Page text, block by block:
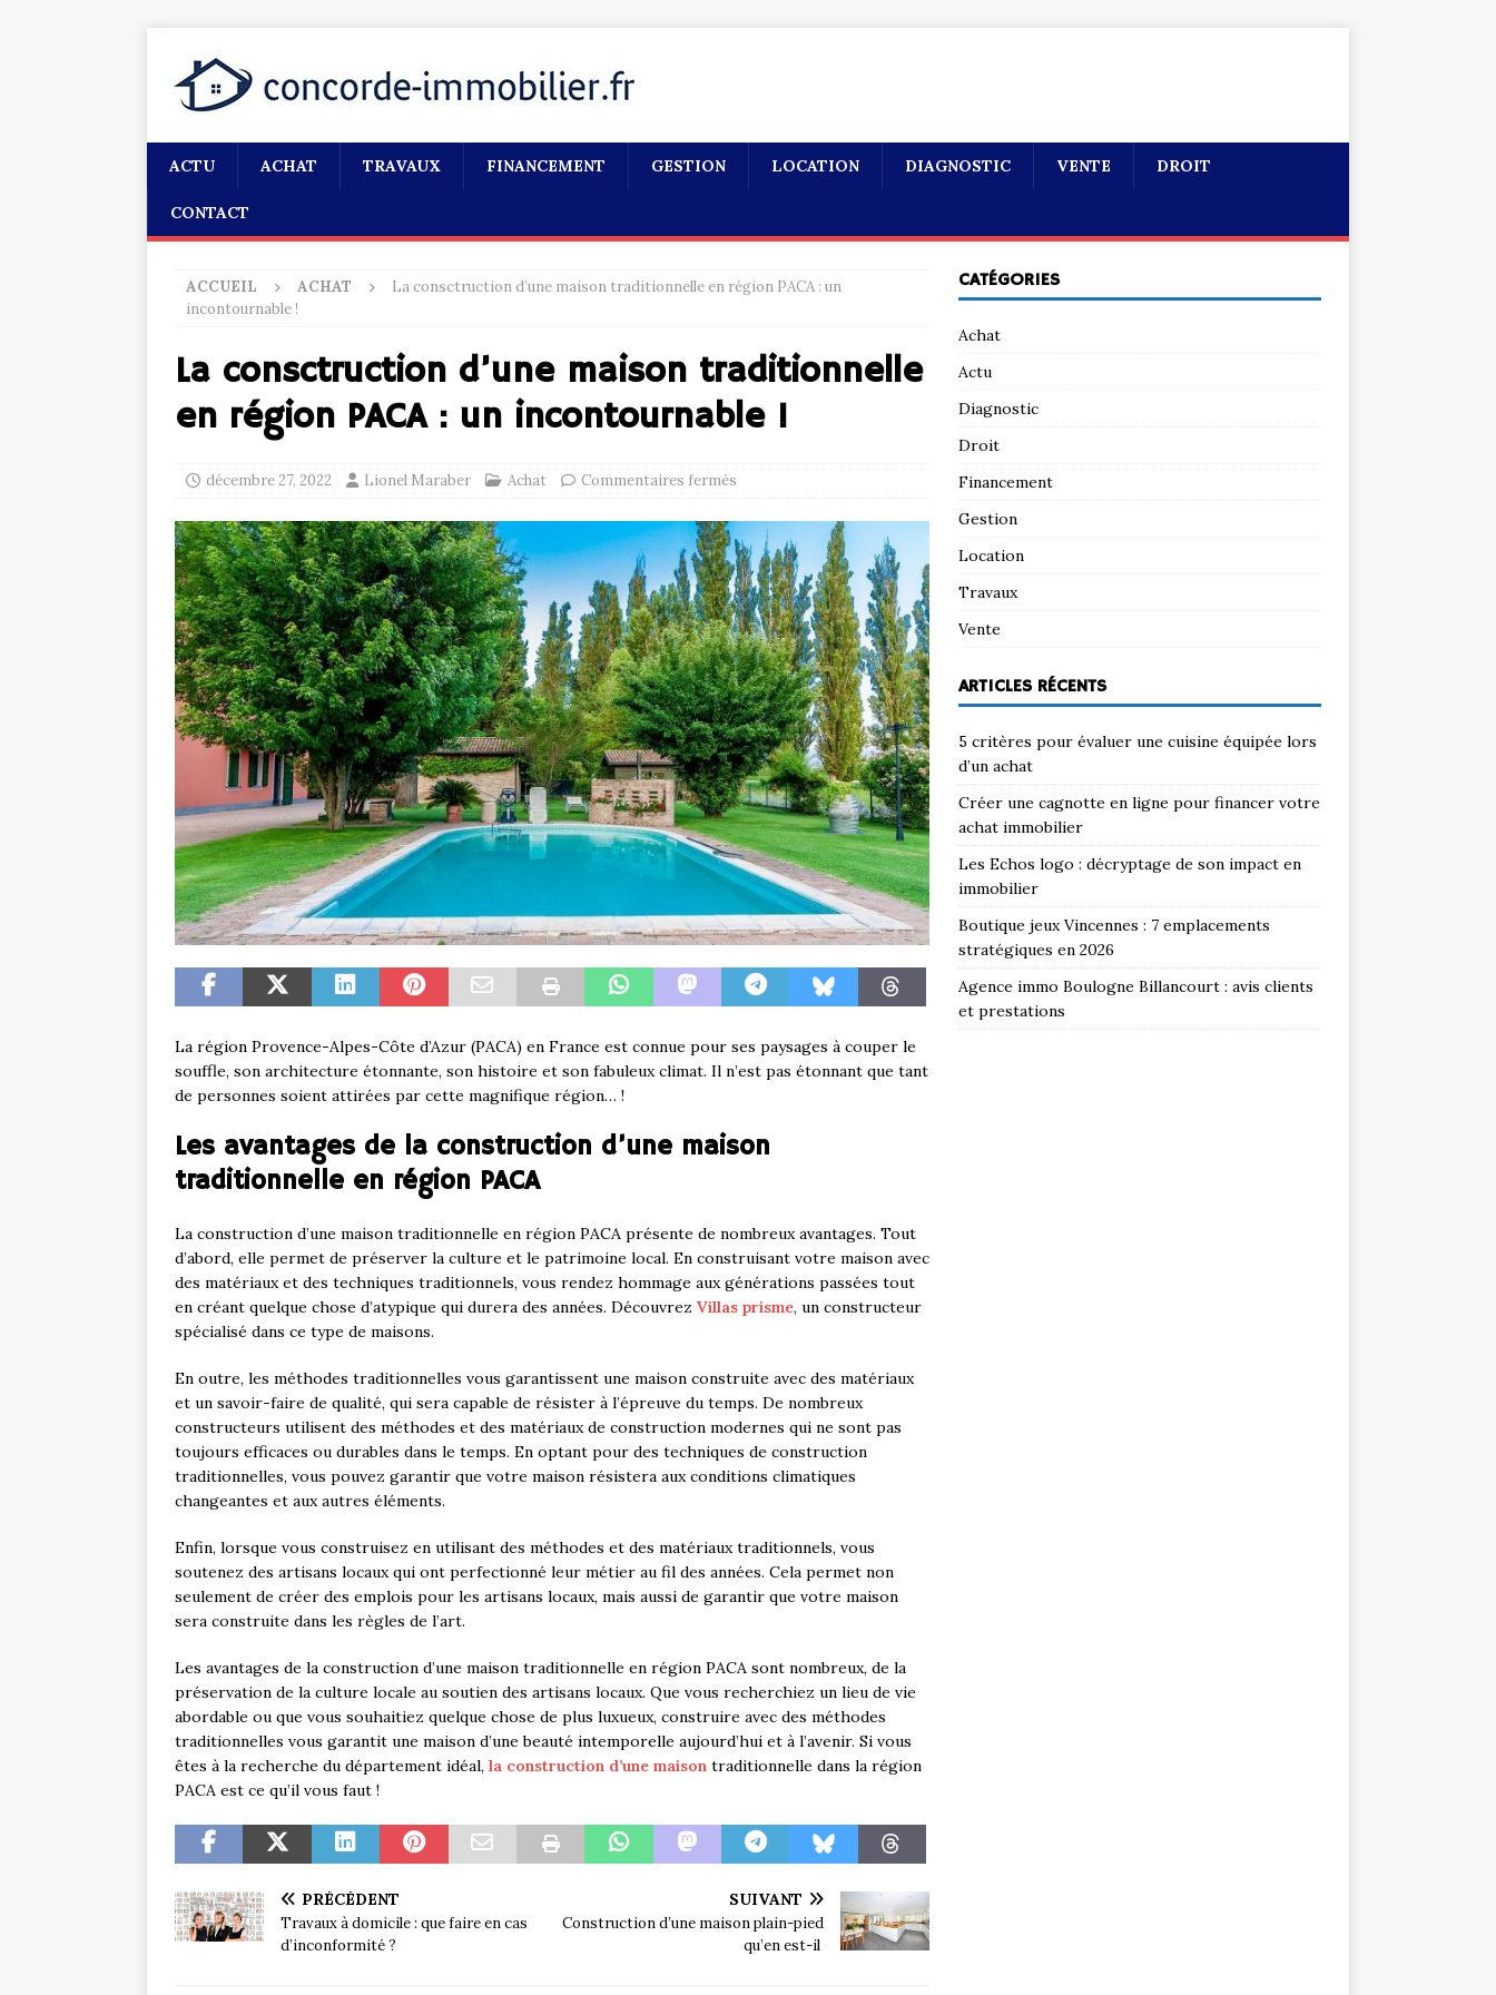
ACTU ACHAT TRAVAUX FINANCEMENT GESTION LOCATION DIAGNOSTIC VENTE DROIT
CONTACT
ACCUEIL ACHAT
La consctruction d’une maison traditionnelle en région PACA : un
incontournable !
La consctruction d’une maison traditionnelle
en région PACA : un incontournable !
décembre 27, 2022 Lionel Maraber Achat Commentaires fermés
La région Provence-Alpes-Côte d’Azur (PACA) en France est connue pour ses paysages à couper le
souffle, son architecture étonnante, son histoire et son fabuleux climat. Il n’est pas étonnant que tant
de personnes soient attirées par cette magnifique région… !
Les avantages de la construction d’une maison
traditionnelle en région PACA
La construction d’une maison traditionnelle en région PACA présente de nombreux avantages. Tout
d’abord, elle permet de préserver la culture et le patrimoine local. En construisant votre maison avec
des matériaux et des techniques traditionnels, vous rendez hommage aux générations passées tout
en créant quelque chose d’atypique qui durera des années. Découvrez Villas prisme, un constructeur
spécialisé dans ce type de maisons.
En outre, les méthodes traditionnelles vous garantissent une maison construite avec des matériaux
et un savoir-faire de qualité, qui sera capable de résister à l’épreuve du temps. De nombreux
constructeurs utilisent des méthodes et des matériaux de construction modernes qui ne sont pas
toujours efficaces ou durables dans le temps. En optant pour des techniques de construction
traditionnelles, vous pouvez garantir que votre maison résistera aux conditions climatiques
changeantes et aux autres éléments.
Enfin, lorsque vous construisez en utilisant des méthodes et des matériaux traditionnels, vous
soutenez des artisans locaux qui ont perfectionné leur métier au fil des années. Cela permet non
seulement de créer des emplois pour les artisans locaux, mais aussi de garantir que votre maison
sera construite dans les règles de l’art.
Les avantages de la construction d’une maison traditionnelle en région PACA sont nombreux, de la
préservation de la culture locale au soutien des artisans locaux. Que vous recherchiez un lieu de vie
abordable ou que vous souhaitiez quelque chose de plus luxueux, construire avec des méthodes
traditionnelles vous garantit une maison d’une beauté intemporelle aujourd’hui et à l’avenir. Si vous
êtes à la recherche du département idéal, la construction d’une maison traditionnelle dans la région
PACA est ce qu’il vous faut !
PRÉCÉDENT
Travaux à domicile : que faire en cas
d’inconformité ?
SUIVANT
Construction d’une maison plain-pied
qu’en est-il
CATÉGORIES
Achat
Actu
Diagnostic
Droit
Financement
Gestion
Location
Travaux
Vente
ARTICLES RÉCENTS
5 critères pour évaluer une cuisine équipée lors
d’un achat
Créer une cagnotte en ligne pour financer votre
achat immobilier
Les Echos logo : décryptage de son impact en
immobilier
Boutique jeux Vincennes : 7 emplacements
stratégiques en 2026
Agence immo Boulogne Billancourt : avis clients
et prestations